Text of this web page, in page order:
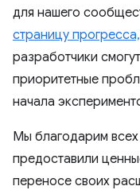
для нашего
страницу прогресса,
разработчики
приоритетные
начала
Мы благодарим
предоставили
переносе своих